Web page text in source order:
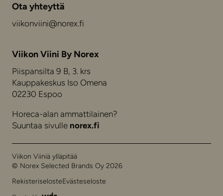
Ota yhteyttä
viikonviini@norex.fi
Viikon Viini By Norex
Piispansilta 9 B, 3. krs
Kauppakeskus Iso Omena
02230 Espoo
Horeca-alan ammattilainen?
Suuntaa sivulle norex.fi
Viikon Viiniä ylläpitää
© Norex Selected Brands Oy 2026
RekisteriselosteEvästeseloste